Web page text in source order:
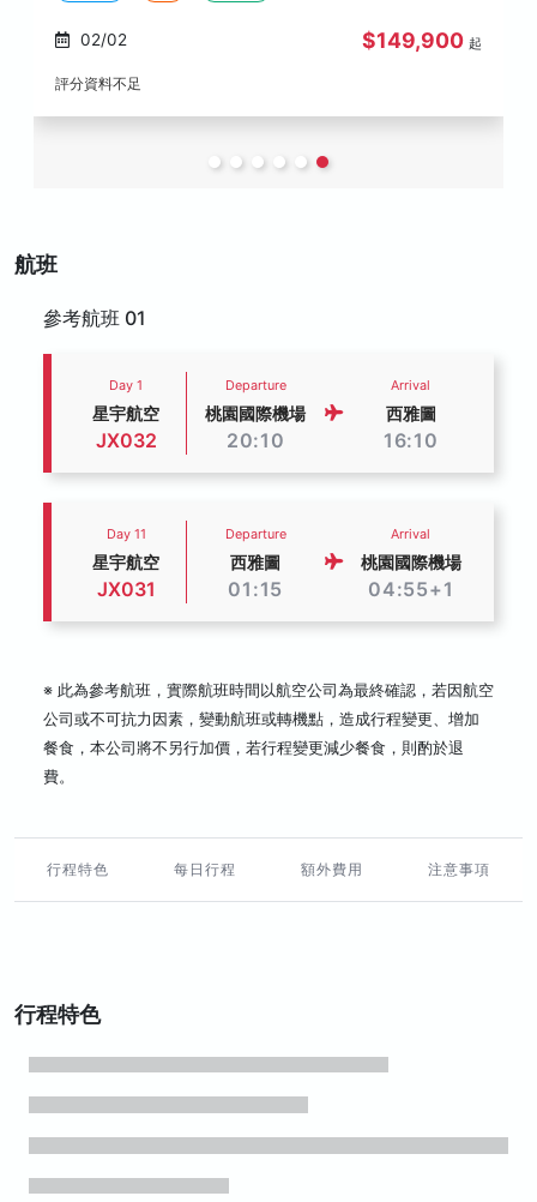
02/02 $149,900 起
評分資料不足
航班
參考航班 01
Day 1
星宇航空
JX032
Departure
桃園國際機場
20:10
Arrival
西雅圖
16:10
Day 11
星宇航空
JX031
Departure
西雅圖
01:15
Arrival
桃園國際機場
04:55+1
※ 此為參考航班，實際航班時間以航空公司為最終確認，若因航空
公司或不可抗力因素，變動航班或轉機點，造成行程變更、增加
餐食，本公司將不另行加價，若行程變更減少餐食，則酌於退
費。
行程特色 每日行程 額外費用 注意事項
行程特色